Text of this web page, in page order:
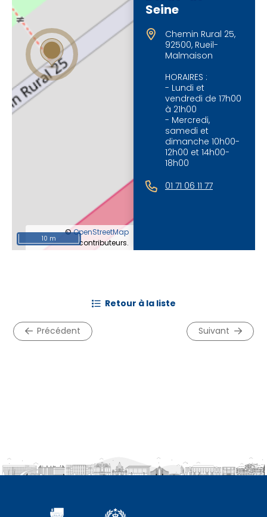
©OpenStreetMap
contributeurs.
10 m
Seine
Chemin Rural 25,
92500, Rueil-
Malmaison
HORAIRES :
- Lundi et
vendredi de 17h00
à 21h00
- Mercredi,
samedi et
dimanche 10h00-
12h00 et 14h00-
18h00
01 71 06 11 77
précédent
retour à la liste
suivant